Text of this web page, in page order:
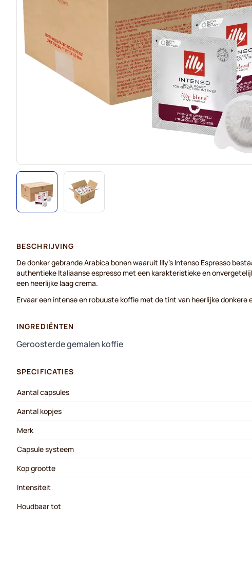
BESCHRIJVING
De donker gebrande Arabica bonen waaruit Illy's Intenso Espresso
authentieke Italiaanse espresso met een karakteristieke en
een heerlijke laag crema.
Ervaar een intense en robuuste koffie met de tint van heerlijke donkere
INGREDIËNTEN
Geroosterde gemalen koffie
SPECIFICATIES
Aantal capsules
Aantal kopjes
Merk
Capsule systeem
Kop grootte
Intensiteit
Houdbaar tot